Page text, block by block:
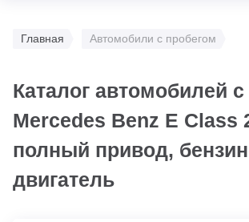
Главная Автомобили с пробегом
Каталог автомобилей
Mercedes Benz E Class
полный привод,
двигатель